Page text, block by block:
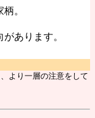
。
あります。
より一層の注意をして